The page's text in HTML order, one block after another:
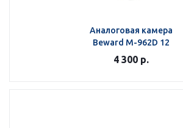
Аналоговая камера
Beward M-962D 12
4 300р.